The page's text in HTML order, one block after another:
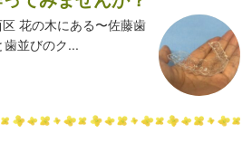
花の木にある〜佐藤歯
並びのク...